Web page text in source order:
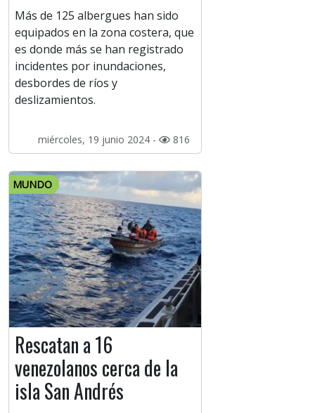
Más de 125 albergues han sido
equipados en la zona costera, que
es donde más se han registrado
incidentes por inundaciones,
desbordes de ríos y
deslizamientos.
miércoles, 19 junio 2024 - 816
MUNDO
Rescatan a 16
venezolanos cerca de la
isla San Andrés